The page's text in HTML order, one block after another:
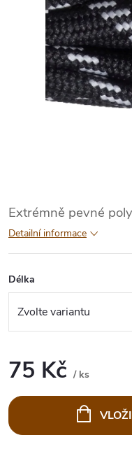
Extrémně pevné
Detailní informace
Délka
75 Kč / ks
cena: